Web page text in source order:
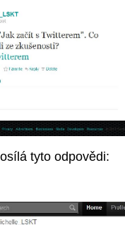
tyto odpovědi: